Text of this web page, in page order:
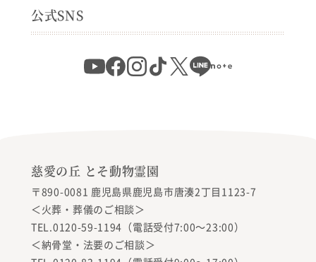
公式SNS
慈愛の丘 とそ動物霊園
〒890-0081 鹿児島県鹿児島市唐湊2丁目1123-7
＜火葬・葬儀のご相談＞
TEL.0120-59-1194（電話受付7:00〜23:00）
＜納骨堂・法要のご相談＞